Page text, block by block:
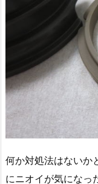
何か対処法はないか
にニオイが気になっ